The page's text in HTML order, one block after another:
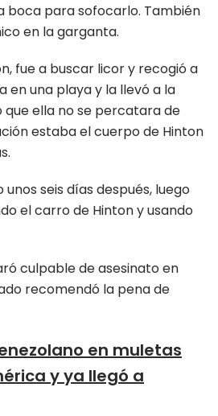
boca para sofocarlo. También
en la garganta.
fue a buscar licor y recogió a
en una playa y la llevó a la
que ella no se percatara de
estaba el cuerpo de Hinton
seis días después, luego
el carro de Hinton y usando
culpable de asesinato en
recomendó la pena de
en muletas
y ya llegó a